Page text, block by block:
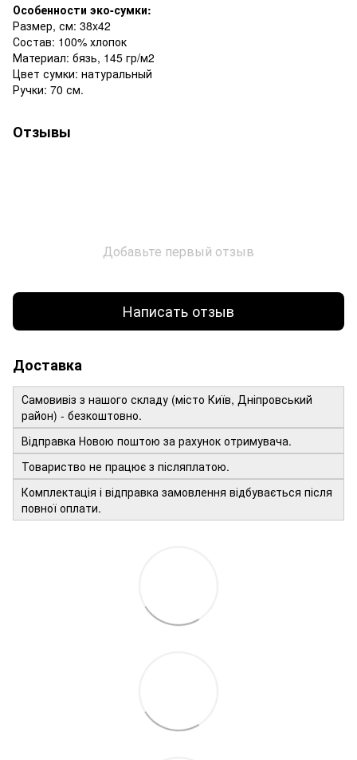
Особенности эко-сумки:
Размер, см: 38x42
Состав: 100% хлопок
Материал: бязь, 145 гр/м2
Цвет сумки: натуральный
Ручки: 70 см.
Отзывы
Добавьте первый отзыв
Написать отзыв
Доставка
Самовивіз з нашого складу (місто Київ, Дніпровський
район) - безкоштовно.
Відправка Новою поштою за рахунок отримувача.
Товариство не працює з післяплатою.
Комплектація і відправка замовлення відбувається після
повної оплати.